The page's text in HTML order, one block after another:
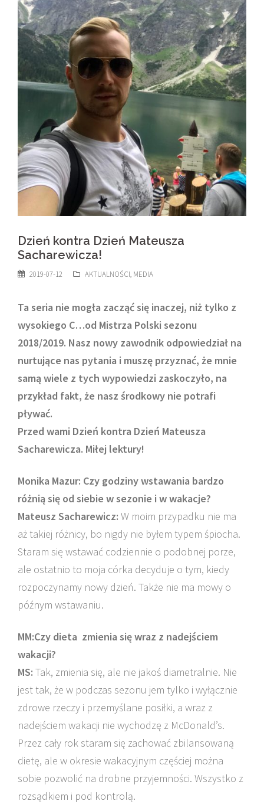
Dzień kontra Dzień Mateusza
Sacharewicza!
2019-07-12 AKTUALNOŚCI, MEDIA
Ta seria nie mogła zacząć się inaczej, niż tylko z
wysokiego C…od Mistrza Polski sezonu
2018/2019. Nasz nowy zawodnik odpowiedział na
nurtujące nas pytania i muszę przyznać, że mnie
samą wiele z tych wypowiedzi zaskoczyło, na
przykład fakt, że nasz środkowy nie potrafi
pływać.
Przed wami Dzień kontra Dzień Mateusza
Sacharewicza. Miłej lektury!
Monika Mazur: Czy godziny wstawania bardzo
różnią się od siebie w sezonie i w wakacje?
Mateusz Sacharewicz: W moim przypadku nie ma
aż takiej różnicy, bo nigdy nie byłem typem śpiocha.
Staram się wstawać codziennie o podobnej porze,
ale ostatnio to moja córka decyduje o tym, kiedy
rozpoczynamy nowy dzień. Także nie ma mowy o
późnym wstawaniu.
MM:Czy dieta zmienia się wraz z nadejściem
wakacji?
MS: Tak, zmienia się, ale nie jakoś diametralnie. Nie
jest tak, że w podczas sezonu jem tylko i wyłącznie
zdrowe rzeczy i przemyślane posiłki, a wraz z
nadejściem wakacji nie wychodzę z McDonald’s.
Przez cały rok staram się zachować zbilansowaną
dietę, ale w okresie wakacyjnym częściej można
sobie pozwolić na drobne przyjemności. Wszystko z
rozsądkiem i pod kontrolą.